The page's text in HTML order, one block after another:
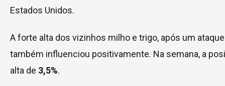
Estados Unidos.
A forte alta dos vizinhos milho e trigo, após um
também influenciou positivamente. Na semana, a
alta de 3,5%.